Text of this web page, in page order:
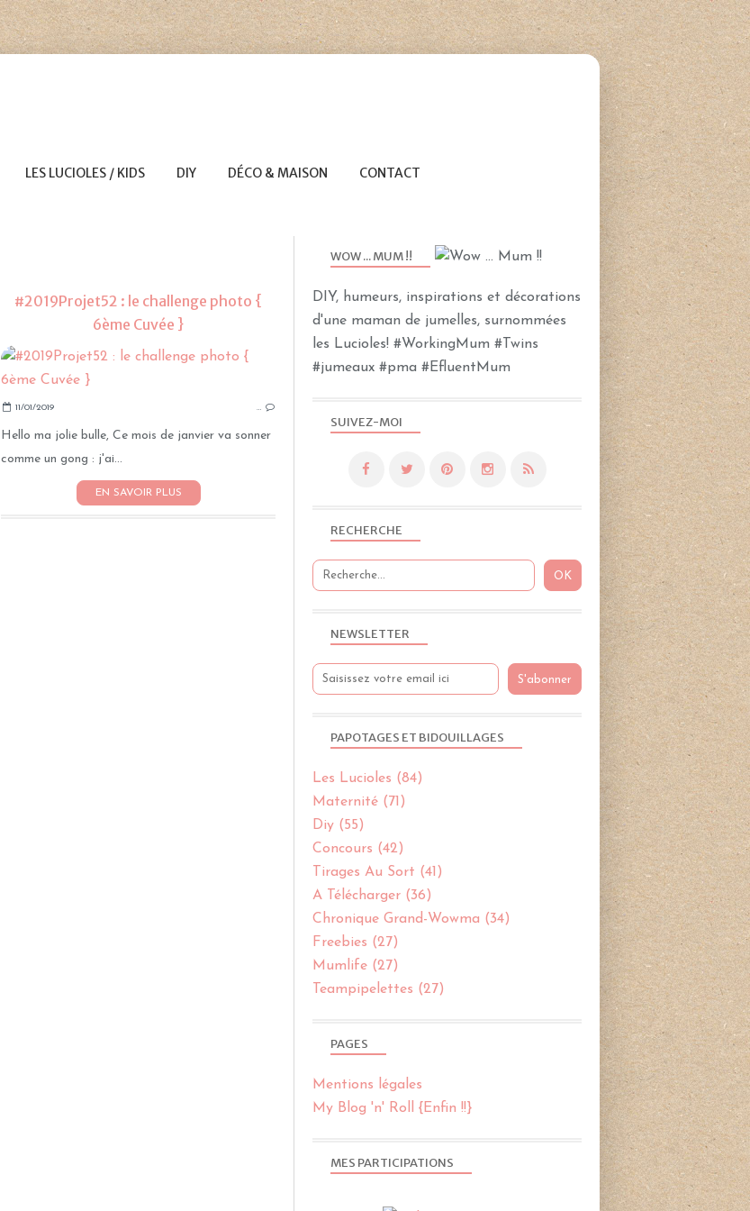
LES LUCIOLES / KIDS DIY DÉCO & MAISON CONTACT
2019PROJET52
INSTAGRAM
#2019Projet52 : le challenge photo {
6ème Cuvée }
CHALLENGE
11/01/2019 …
Hello ma jolie bulle, Ce mois de janvier va sonner
comme un gong : j'ai...
EN SAVOIR PLUS
NEWSLETTER
SUIVEZ-MOI
RECHERCHE
WOW ... MUM !!
DIY, humeurs, inspirations et décorations
d'une maman de jumelles, surnommées
les Lucioles! #WorkingMum #Twins
#jumeaux #pma #EfluentMum
PAGES
Mentions légales
My Blog 'n' Roll {Enfin !!}
PAPOTAGES ET BIDOUILLAGES
Les Lucioles (84)
Maternité (71)
Diy (55)
Concours (42)
Tirages Au Sort (41)
A Télécharger (36)
Chronique Grand-Wowma (34)
Freebies (27)
Mumlife (27)
Teampipelettes (27)
MES PARTICIPATIONS